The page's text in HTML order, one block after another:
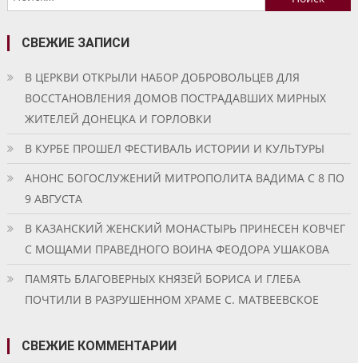
СВЕЖИЕ ЗАПИСИ
В ЦЕРКВИ ОТКРЫЛИ НАБОР ДОБРОВОЛЬЦЕВ ДЛЯ
ВОССТАНОВЛЕНИЯ ДОМОВ ПОСТРАДАВШИХ МИРНЫХ
ЖИТЕЛЕЙ ДОНЕЦКА И ГОРЛОВКИ
В КУРБЕ ПРОШЕЛ ФЕСТИВАЛЬ ИСТОРИИ И КУЛЬТУРЫ
АНОНС БОГОСЛУЖЕНИЙ МИТРОПОЛИТА ВАДИМА С 8 ПО
9 АВГУСТА
В КАЗАНСКИЙ ЖЕНСКИЙ МОНАСТЫРЬ ПРИНЕСЕН КОВЧЕГ
С МОЩАМИ ПРАВЕДНОГО ВОИНА ФЕОДОРА УШАКОВА
ПАМЯТЬ БЛАГОВЕРНЫХ КНЯЗЕЙ БОРИСА И ГЛЕБА
ПОЧТИЛИ В РАЗРУШЕННОМ ХРАМЕ С. МАТВЕЕВСКОЕ
СВЕЖИЕ КОММЕНТАРИИ